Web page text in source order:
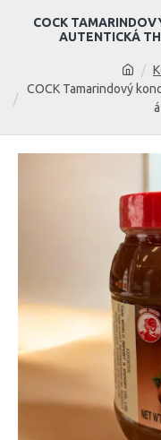
COCK Tamarindový
COCK
AUTENTICKÁ